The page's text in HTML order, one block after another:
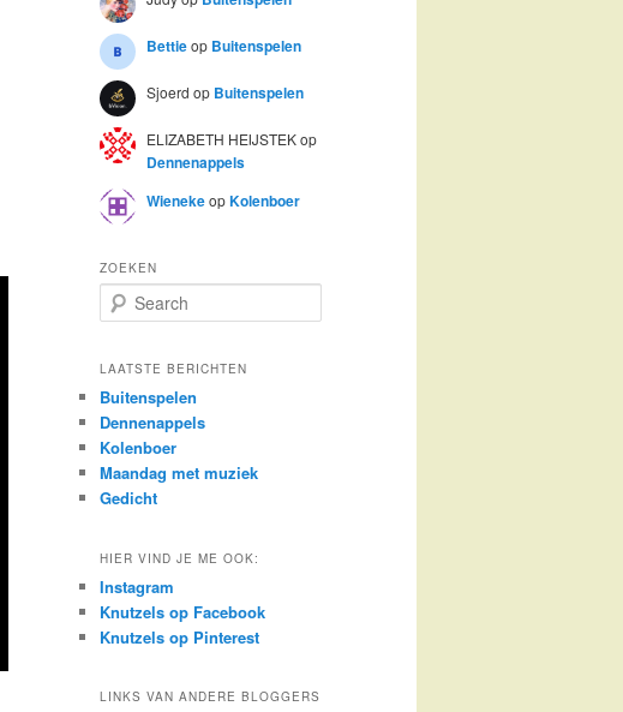
Bettieop Buitenspelen
Sjoerd op Buitenspelen
ELIZABETH HEIJSTEKop
Dennenappels
WienekeopKolenboer
ZOEKEN
e
r
h
LAATSTE BERICHTEN
Buitenspelen
Dennenappels
Kolenboer
Maandag met muziek
Gedicht
HIER VIND JE ME OOK:
Instagram
Knutzels op Facebook
Knutzels op Pinterest
LINKS VAN ANDERE BLOGGERS